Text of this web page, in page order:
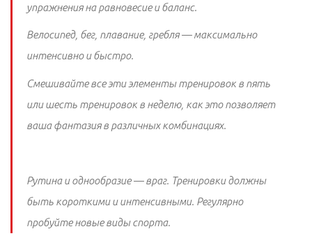
упражнения на равновесие и баланс.
Велосипед, бег, плавание, гребля — максимально
интенсивно и быстро.
Смешивайте все эти элементы тренировок в пять
или шесть тренировок в неделю, как это позволяет
ваша фантазия в различных комбинациях.
Рутина и однообразие — враг. Тренировки должны
быть короткими и интенсивными. Регулярно
пробуйте новые виды спорта.